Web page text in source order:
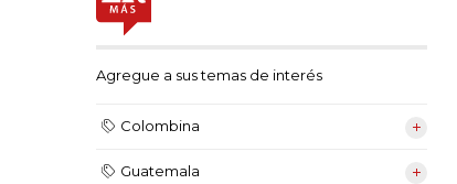
Agregue a sus temas de interés
Colombina
Guatemala